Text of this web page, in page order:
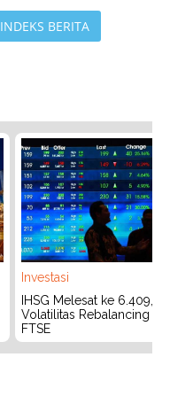
INDEKS BERITA
Investasi
IHSG Melesat ke 6.409,
Volatilitas Rebalancing
FTSE